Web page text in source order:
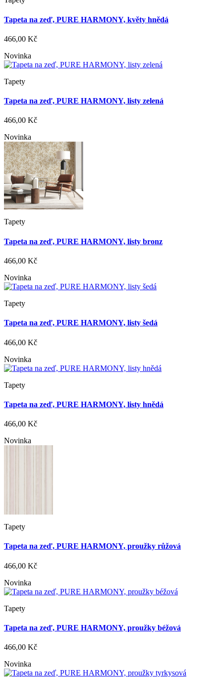
Tapeta na zeď, PURE HARMONY, květy hnědá
466,00 Kč
Novinka
Tapety
Tapeta na zeď, PURE HARMONY, listy zelená
466,00 Kč
Novinka
Tapety
Tapeta na zeď, PURE HARMONY, listy bronz
466,00 Kč
Novinka
Tapety
Tapeta na zeď, PURE HARMONY, listy šedá
466,00 Kč
Novinka
Tapety
Tapeta na zeď, PURE HARMONY, listy hnědá
466,00 Kč
Novinka
Tapety
Tapeta na zeď, PURE HARMONY, proužky růžová
466,00 Kč
Novinka
Tapety
Tapeta na zeď, PURE HARMONY, proužky béžová
466,00 Kč
Novinka